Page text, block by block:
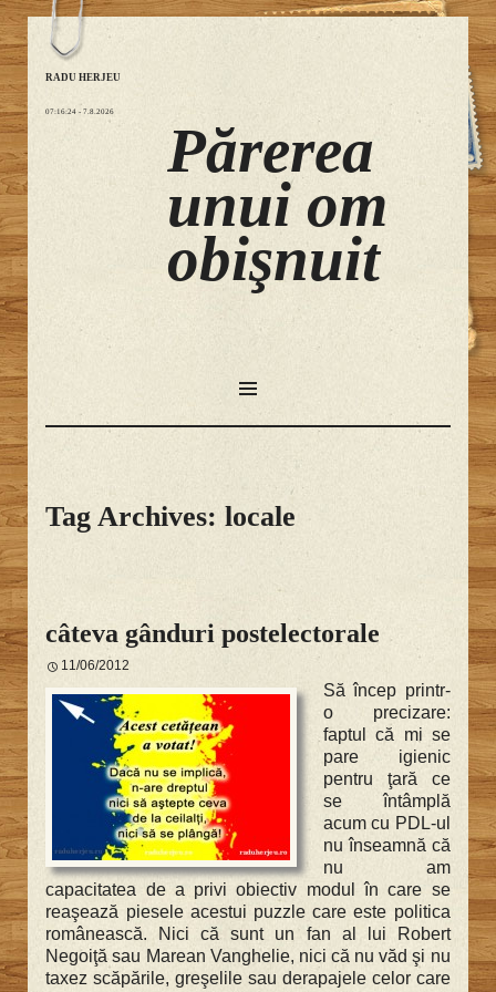
RADU HERJEU
07:16:24 - 7.8.2026
Părerea
unui om
obişnuit
SKIP
Tag Archives: locale
câteva gânduri postelectorale
11/06/2012
Să încep printr-
o precizare:
faptul că mi se
pare igienic
pentru ţară ce
se întâmplă
acum cu PDL-ul
nu înseamnă că
nu am
capacitatea de a privi obiectiv modul în care se
reaşează piesele acestui puzzle care este politica
românească. Nici că sunt un fan al lui Robert
Negoiţă sau Marean Vanghelie, nici că nu văd şi nu
taxez scăpările, greşelile sau derapajele celor care